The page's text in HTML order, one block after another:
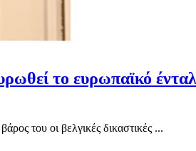
το ευρωπαϊκό
του οι βελγικές δικαστικές ...